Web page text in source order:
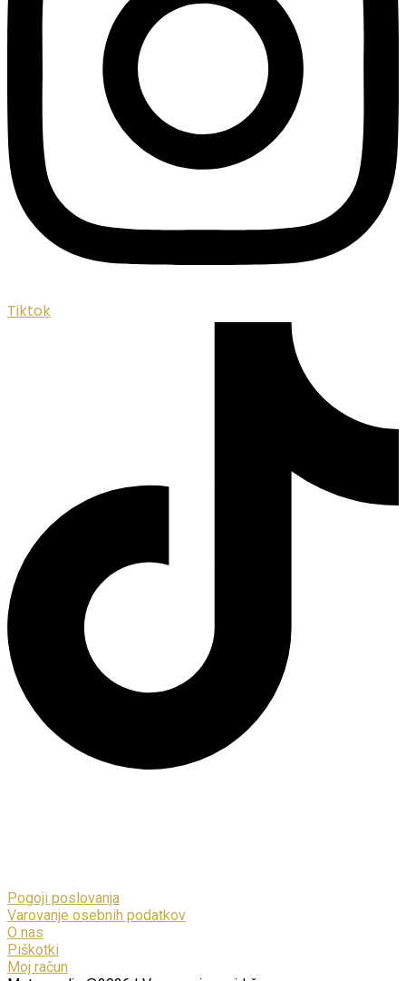
Tiktok
Pogoji poslovanja
Varovanje osebnih podatkov
O nas
Piškotki
Moj račun